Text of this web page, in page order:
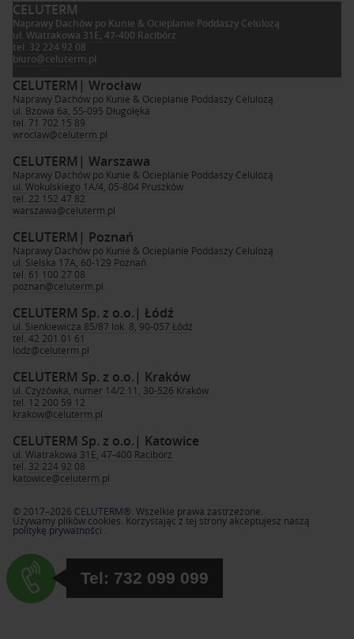
CELUTERM
Naprawy Dachów po Kunie & Ocieplanie Poddaszy Celulozą
ul. Wiatrakowa 31E, 47-400 Racibórz
tel. 32 224 92 08
biuro@celuterm.pl
CELUTERM
Naprawy Dachów po Kunie & Ocieplanie Poddaszy Celulozą
| Wrocław
ul. Bzowa 6a, 55-095 Długołęka
tel. 71 702 15 89
wroclaw@celuterm.pl
CELUTERM
Naprawy Dachów po Kunie & Ocieplanie Poddaszy Celulozą
| Warszawa
ul. Wokulskiego 1A/4, 05-804 Pruszków
tel. 22 152 47 82
warszawa@celuterm.pl
CELUTERM
Naprawy Dachów po Kunie & Ocieplanie Poddaszy Celulozą
| Poznań
ul. Sielska 17A, 60-129 Poznań
tel. 61 100 27 08
poznan@celuterm.pl
CELUTERM Sp. z o.o. | Łódź
ul. Sienkiewicza 85/87 lok. 8, 90-057 Łódź
tel. 42 201 01 61
lodz@celuterm.pl
CELUTERM Sp. z o.o. | Kraków
ul. Czyżówka, numer 14/2.11, 30-526 Kraków
tel. 12 200 59 12
krakow@celuterm.pl
CELUTERM Sp. z o.o. | Katowice
ul. Wiatrakowa 31E, 47-400 Raciborz
tel. 32 224 92 08
katowice@celuterm.pl
© 2017–2026 CELUTERM®. Wszelkie prawa zastrzeżone.
Używamy plików cookies. Korzystając z tej strony akceptujesz naszą
politykę prywatności .
Tel: 732 099 099